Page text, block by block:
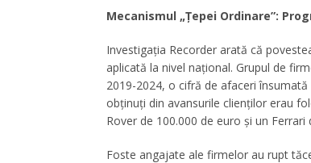
Mecanismul „Țepei Ordinare”:
Investigația Recorder arată că
aplicată la nivel național. Grupul de
2019-2024, o cifră de afaceri
obținuți din avansurile clienților erau
Rover de 100.000 de euro și un
Foste angajate ale firmelor au rupt